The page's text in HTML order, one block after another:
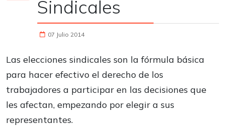
Sindicales
07 Julio 2014
Las elecciones sindicales son la fórmula básica
para hacer efectivo el derecho de los
trabajadores a participar en las decisiones que
les afectan, empezando por elegir a sus
representantes.